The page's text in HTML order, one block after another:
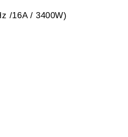
/16A / 3400W)